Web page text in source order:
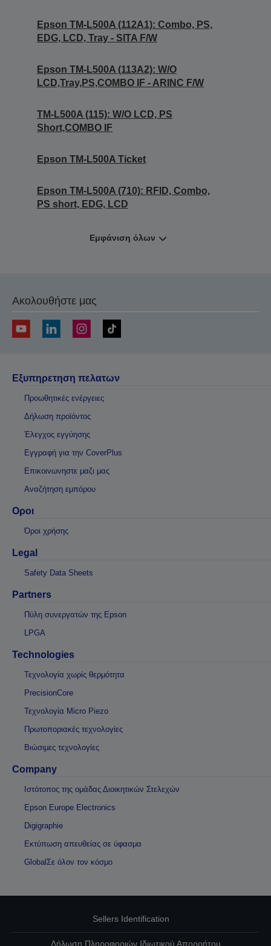
Epson TM-L500A (112A1): Combo, PS,
EDG, LCD, Tray - SITA F/W
Epson TM-L500A (113A2): W/O
LCD,Tray,PS,COMBO IF - ARINC F/W
TM-L500A (115): W/O LCD, PS
Short,COMBO IF
Epson TM-L500A Ticket
Epson TM-L500A (710): RFID, Combo,
PS short, EDG, LCD
Εμφάνιση όλων
Ακολουθήστε μας
Εξυπηρετηση πελατων
Προωθητικές ενέργειες
Δήλωση προϊόντος
Έλεγχος εγγύησης
Εγγραφή για την CoverPlus
Επικοινωνηστε μαζι μας
Αναζήτηση εμπόρου
Οροι
Όροι χρήσης
Legal
Safety Data Sheets
Partners
Πύλη συνεργατών της Epson
LPGA
Technologies
Τεχνολογία χωρίς θερμότητα
PrecisionCore
Τεχνολογία Micro Piezo
Πρωτοποριακές τεχνολογίες
Βιώσιμες τεχνολογίες
Company
Ιστότοπος της ομάδας Διοικητικών Στελεχών
Epson Europe Electronics
Digigraphie
Εκτύπωση απευθείας σε ύφασμα
GlobalΣε όλον τον κόσμο
Sellers Identification
Δήλωση Πληροφοριών Ιδιωτικού Απορρήτου